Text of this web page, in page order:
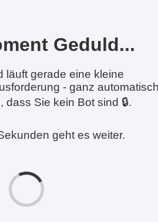
Geduld...
läuft gerade eine kleine
- ganz
dass Sie kein Bot sind 🔒.
geht es weiter.